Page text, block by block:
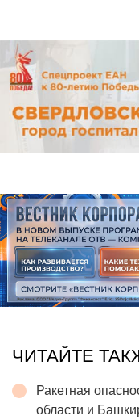
ЧИТАЙТЕ
Ракетная
области и